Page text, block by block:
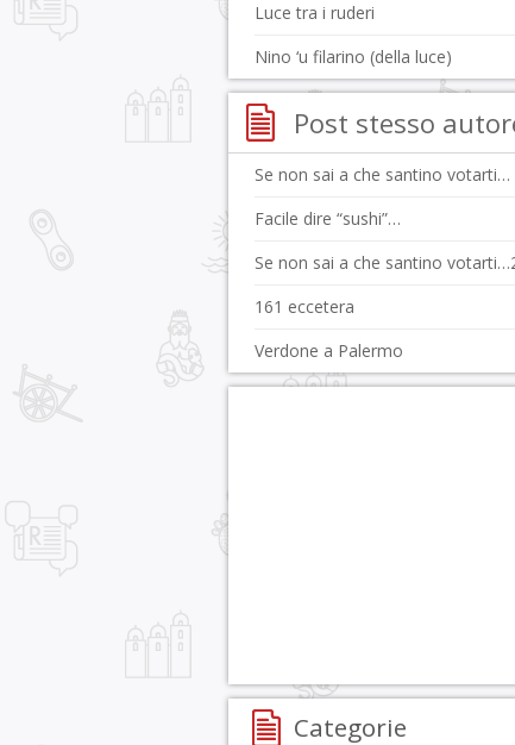
Luce tra i ruderi
Nino ‘u filarino (della luce)
Post stesso
Se non sai a che santino votarti…
Facile dire “sushi”…
Se non sai a che santino
161 eccetera
Verdone a Palermo
Categorie